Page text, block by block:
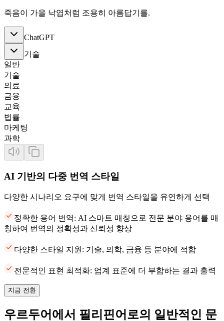
죽음이 가을 낙엽처럼 조용히 아름답기를.
ChatGPT
기술
일반
기술
의료
금융
교육
법률
마케팅
과학
AI 기반의 다중 번역 스타일
다양한 시나리오 요구에 맞게 번역 스타일을 유연하게 선택
정확한 용어 번역: AI 스마트 매칭으로 전문 분야 용어를 매
칭하여 번역의 정확성과 신뢰성 향상
다양한 스타일 지원: 기술, 의학, 금융 등 분야에 적합
전문적인 표현 최적화: 업계 표준에 더 부합하는 결과 출력
지금 전환
우르두어에서 필리핀어로의 일반적인 문